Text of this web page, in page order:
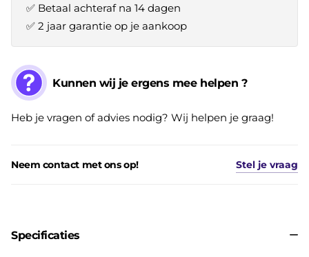
✅ Betaal achteraf na 14 dagen
✅ 2 jaar garantie op je aankoop
Kunnen wij je ergens mee helpen ?
Heb je vragen of advies nodig? Wij helpen je graag!
Neem contact met ons op! Stel je vraag
Specificaties